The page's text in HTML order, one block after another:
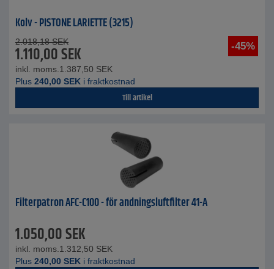
Kolv - PISTONE LARIETTE (3215)
-45%
2.018,18 SEK
1.110,00SEK
inkl. moms. 1.387,50 SEK
Plus 240,00 SEK i fraktkostnad
Till artikel
Filterpatron AFC-C100 - för andningsluftfilter 41-A
1.050,00SEK
inkl. moms. 1.312,50 SEK
Plus 240,00 SEK i fraktkostnad